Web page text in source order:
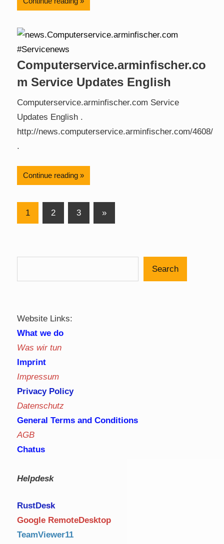
Computerservice.arminfischer.co
m Service Updates English
Computerservice.arminfischer.com Service
Updates English .
http://news.computerservice.arminfischer.com/4608/
.
Continue reading
Posts
1 2 3
Next
Posts
»
Search
Website Links:
What we do
Was wir tun
Imprint
Impressum
Privacy Policy
Datenschutz
General Terms and Conditions
AGB
Chatus
Helpdesk
RustDesk
Google RemoteDesktop
TeamViewer11